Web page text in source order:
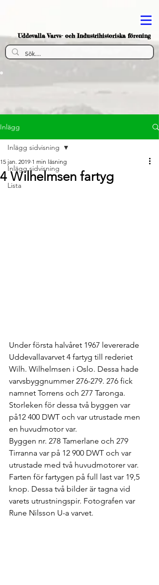
Uddevalla Varvs- och Industrihistoriska förening
Inlägg
Inlägg sidvisning
Lista
Inlägg sidvisning
4 Wilhelmsen fartyg
15 jan. 2019 1 min läsning
Under första halvåret 1967 levererade
Uddevallavarvet 4 fartyg till rederiet
Wilh. Wilhelmsen i Oslo. Dessa hade
varvsbyggnummer 276-279. 276 fick
namnet Torrens och 277 Taronga.
Storleken för dessa två byggen var
på12 400 DWT och var utrustade men
en huvudmotor var.
Byggen nr. 278 Tamerlane och 279
Tirranna var på 12 900 DWT och var
utrustade med två huvudmotorer var.
Farten för fartygen på full last var 19,5
knop. Dessa två bilder är tagna vid
varets utrustningspir. Fotografen var
Rune Nilsson U-a varvet.